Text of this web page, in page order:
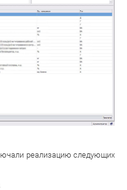
реализацию следующих